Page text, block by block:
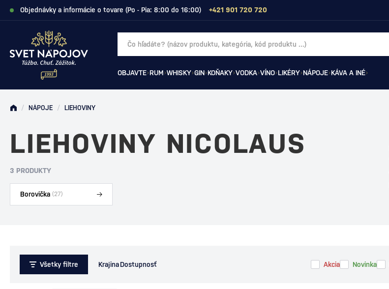
Objednávky a informácie o tovare (Po - Pia: 8:00 do 16:00) +421 901 720 720
OBJAVTE RUM WHISKY GIN KOŇAKY VODKA VÍNO LIKÉRY NÁPOJE KÁVA A INÉ
/ NÁPOJE / LIEHOVINY
LIEHOVINY NICOLAUS
3 PRODUKTY
Borovička (27)
Všetky filtre KrajinaDostupnosť Akcia Novinka